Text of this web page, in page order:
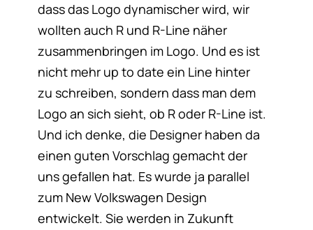
dass das Logo dynamischer wird, wir
wollten auch R und R-Line näher
zusammenbringen im Logo. Und es ist
nicht mehr up to date ein Line hinter
zu schreiben, sondern dass man dem
Logo an sich sieht, ob R oder R-Line ist.
Und ich denke, die Designer haben da
einen guten Vorschlag gemacht der
uns gefallen hat. Es wurde ja parallel
zum New Volkswagen Design
entwickelt. Sie werden in Zukunft